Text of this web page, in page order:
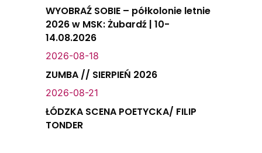
WYOBRAŹ SOBIE – półkolonie letnie
2026 w MSK: Żubardź | 10-
14.08.2026
2026-08-18
ZUMBA // SIERPIEŃ 2026
2026-08-21
ŁÓDZKA SCENA POETYCKA/ FILIP
TONDER